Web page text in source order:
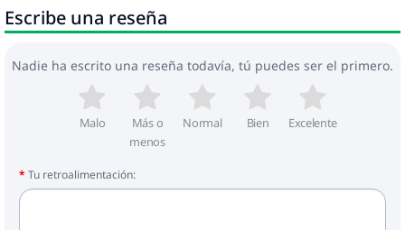
Escribe una reseña
Nadie ha escrito una reseña todavía, tú puedes ser el primero.
Malo
Más o
menos
Normal Bien Excelente
Tu retroalimentación: